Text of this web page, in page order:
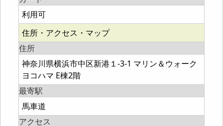
利用可
住所・アクセス・マップ
住所
神奈川県横浜市中区新港１-3-1 マリン＆ウォーク
ヨコハマ E棟2階
最寄駅
馬車道
アクセス